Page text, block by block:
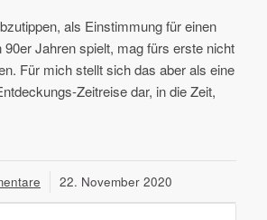
als Einstimmung für einen
90er Jahren spielt, mag fürs erste nicht
Für mich stellt sich das aber als eine
Zeitreise dar, in die Zeit,
22. November 2020